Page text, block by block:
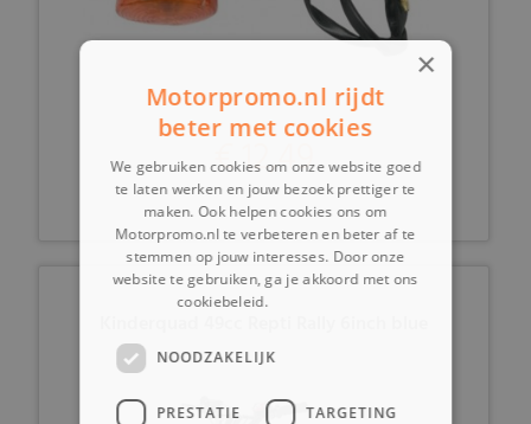
€ 12,49
×
Motorpromo.nl rijdt
beter met cookies
We gebruiken cookies om onze website goed
te laten werken en jouw bezoek prettiger te
maken. Ook helpen cookies ons om
Motorpromo.nl te verbeteren en beter af te
stemmen op jouw interesses. Door onze
website te gebruiken, ga je akkoord met ons
cookiebeleid.
NOODZAKELIJK
PRESTATIE TARGETING